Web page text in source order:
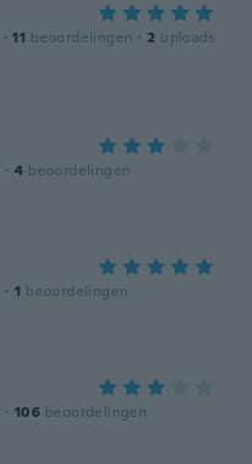
· 11 beoordelingen · 2 uploads
· 4 beoordelingen
· 1 beoordelingen
· 106 beoordelingen